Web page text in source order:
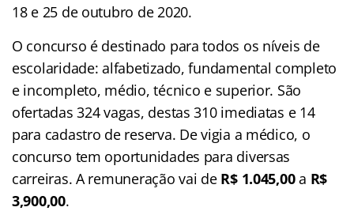
18 e 25 de outubro de 2020.
O concurso é destinado para todos os níveis de
escolaridade: alfabetizado, fundamental completo
e incompleto, médio, técnico e superior. São
ofertadas 324 vagas, destas 310 imediatas e 14
para cadastro de reserva. De vigia a médico, o
concurso tem oportunidades para diversas
carreiras. A remuneração vai de R$ 1.045,00a R$
3,900,00.